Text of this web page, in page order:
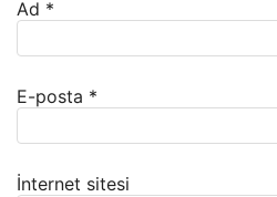
Ad *
E-posta *
İnternet sitesi